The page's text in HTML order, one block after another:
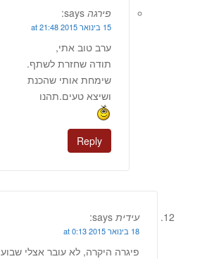
פירגה says:
15 בינואר 2015 at 21:48
ערב טוב אתי,
תודה שחזרת לשתף.
שימחת אותי שהכנת
ושיצא טעים.תהנו
Reply
עידית says:
18 בינואר 2015 at 0:13
פיגרה היקרה, לא עובר אצלי שבוע